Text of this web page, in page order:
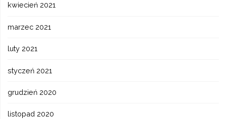
kwiecień 2021
marzec 2021
luty 2021
styczeń 2021
grudzień 2020
listopad 2020